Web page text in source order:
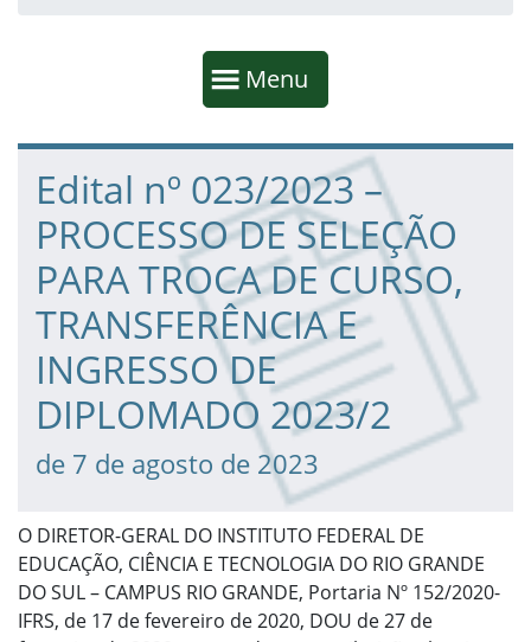
Mostrar
Menu
Fim da navegação
Início do conteúdo
Edital nº 023/2023 –
PROCESSO DE SELEÇÃO
PARA TROCA DE CURSO,
TRANSFERÊNCIA E
INGRESSO DE
DIPLOMADO 2023/2
de 7 de agosto de 2023
O DIRETOR-GERAL DO INSTITUTO FEDERAL DE
EDUCAÇÃO, CIÊNCIA E TECNOLOGIA DO RIO GRANDE
DO SUL – CAMPUS RIO GRANDE, Portaria Nº 152/2020-
IFRS, de 17 de fevereiro de 2020, DOU de 27 de